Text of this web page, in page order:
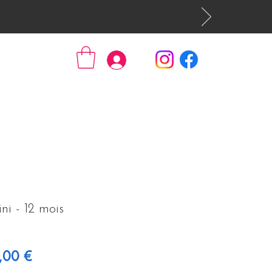
Se connecter
- 12 mois
€Prix promotionnel